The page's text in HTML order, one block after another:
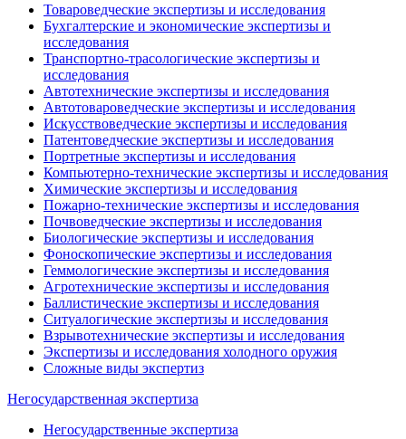
Товароведческие экспертизы и исследования
Бухгалтерские и экономические экспертизы и
исследования
Транспортно-трасологические экспертизы и
исследования
Автотехнические экспертизы и исследования
Автотовароведческие экспертизы и исследования
Искусствоведческие экспертизы и исследования
Патентоведческие экспертизы и исследования
Портретные экспертизы и исследования
Компьютерно-технические экспертизы и исследования
Химические экспертизы и исследования
Пожарно-технические экспертизы и исследования
Почвоведческие экспертизы и исследования
Биологические экспертизы и исследования
Фоноскопические экспертизы и исследования
Геммологические экспертизы и исследования
Агротехнические экспертизы и исследования
Баллистические экспертизы и исследования
Ситуалогические экспертизы и исследования
Взрывотехнические экспертизы и исследования
Экспертизы и исследования холодного оружия
Сложные виды экспертиз
Негосударственная экспертиза
Негосударственные экспертиза